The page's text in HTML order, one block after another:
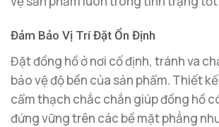
Đảm Bảo Vị Trí Đặt Ổn Định
Đặt đồng hồ ở nơi cố định, tránh va
bảo vệ độ bền của sản phẩm. Thiết
cẩm thạch chắc chắn giúp đồng hồ
đứng vững trên các bề mặt phẳng